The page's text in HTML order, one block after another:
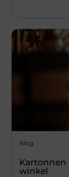
Blog
winkel